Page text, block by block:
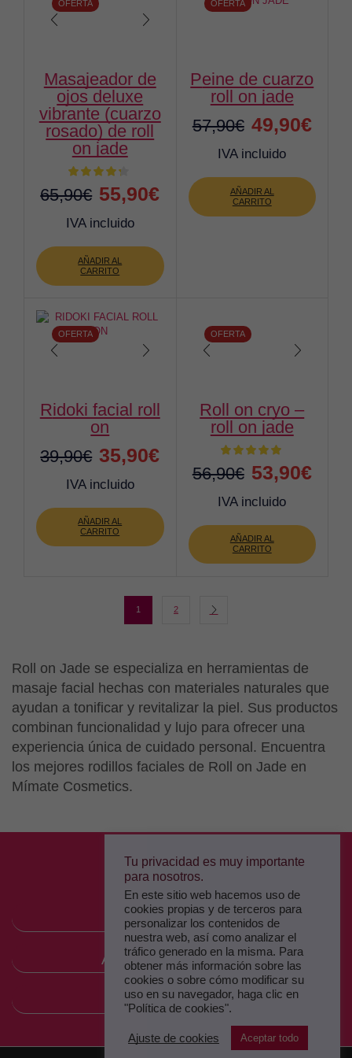
OFERTA
masajeador de
ojos deluxe
vibrante (cuarzo
rosado) de roll
on jade
65,90€ El
precio
original
era:
55,90€El
precio
es:
IVA incluido
AÑADIR AL
CARRITO
OFERTA
peine de cuarzo
roll on jade
57,90€ El
precio
original
era:
49,90€El
es:
IVA incluido
AÑADIR AL
CARRITO
OFERTA
ridoki facial roll
on
39,90€ El
precio
original
era:
35,90€
precio
es:
35,90€.
IVA incluido
AÑADIR AL
CARRITO
OFERTA
roll on cryo –
roll on jade
56,90€ El
precio
original
era:
53,90€El
es:
IVA incluido
AÑADIR AL
CARRITO
1 2
Roll on Jade se especializa en herramientas de
masaje facial hechas con materiales naturales que
ayudan a tonificar y revitalizar la piel. Sus productos
combinan funcionalidad y lujo para ofrecer una
experiencia única de cuidado personal. Encuentra
los mejores rodillos faciales de Roll on Jade en
Mímate Cosmetics.
MÍMATE
ALTA COSMÉTICA
PRODUCTOOS
Tu privacidad es muy importante
para nosotros.
En este sitio web hacemos uso de
cookies propias y de terceros para
personalizar los contenidos de
nuestra web, así como analizar el
tráfico generado en la misma. Para
obtener más información sobre las
cookies o sobre cómo modificar su
uso en su navegador, haga clic en
"Política de cookies".
Ajuste de cookies Aceptar todo